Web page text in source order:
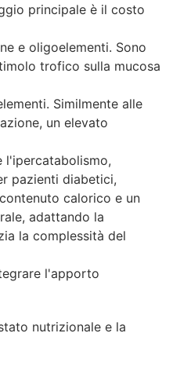
principale è il costo
e oligoelementi. Sono
trofico sulla mucosa
Similmente alle
un elevato
l'ipercatabolismo,
pazienti diabetici,
calorico e un
adattando la
la complessità del
l'apporto
nutrizionale e la